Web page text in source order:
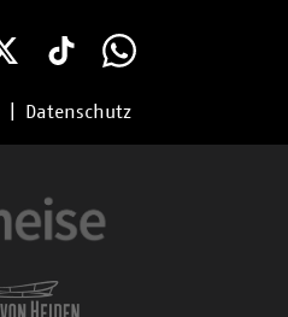
Datenschutz